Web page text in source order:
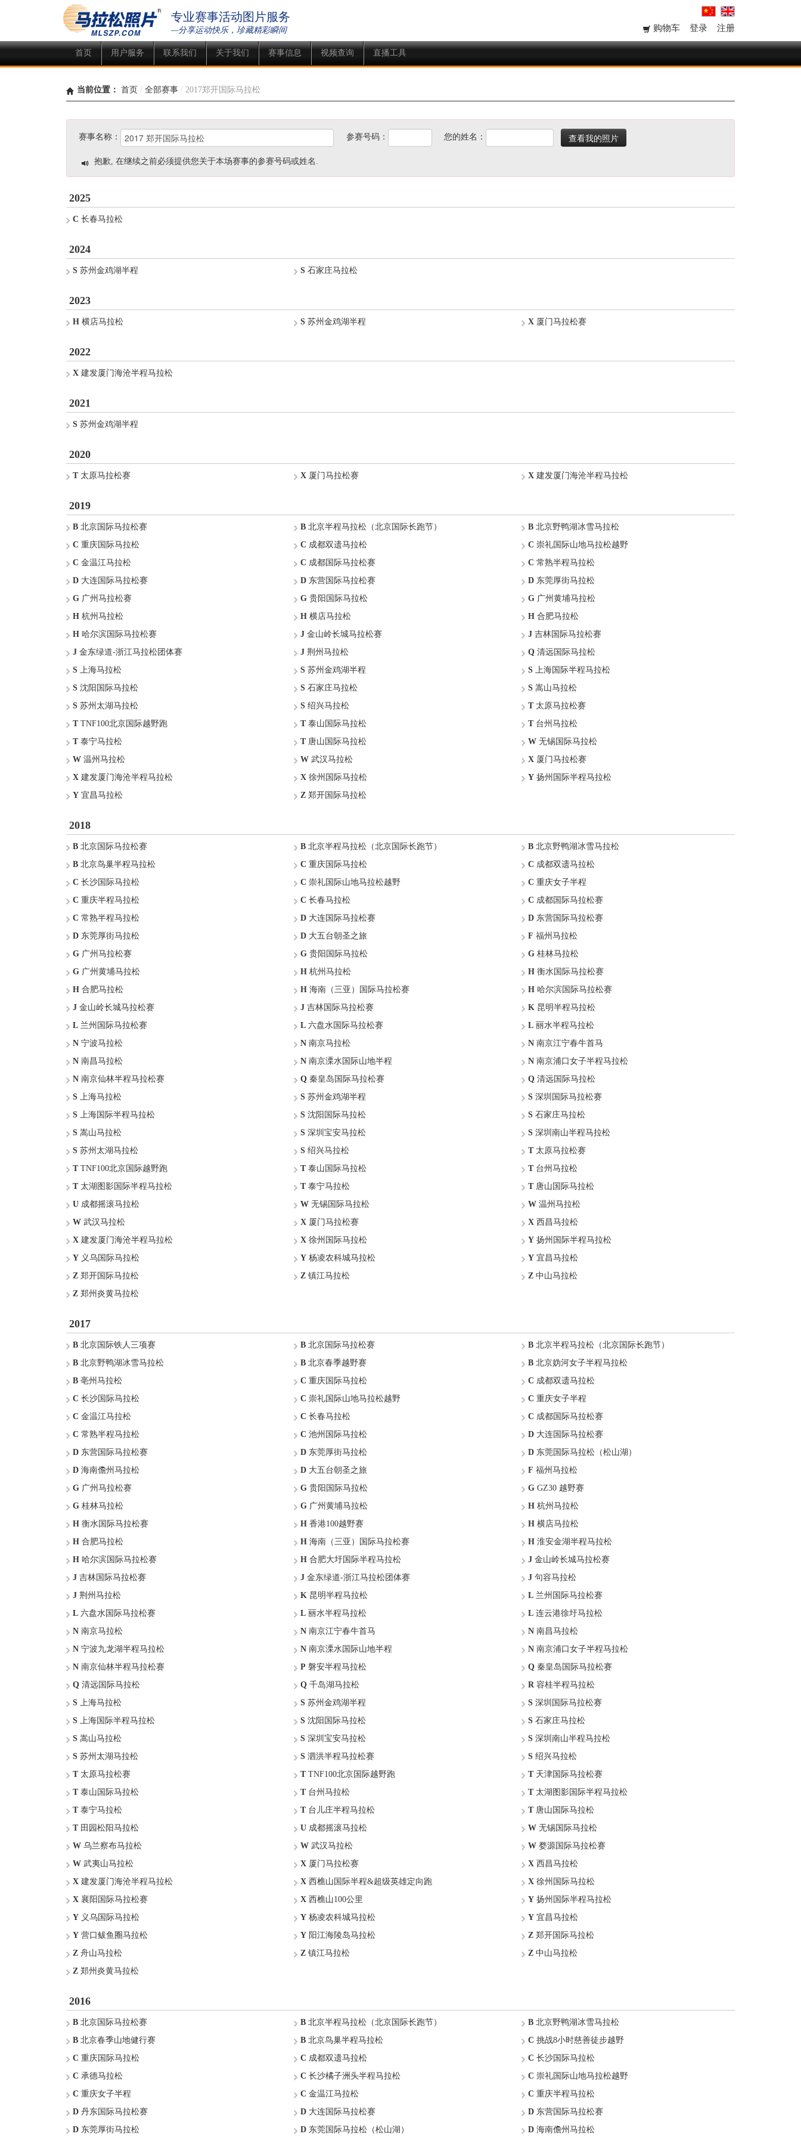
专业赛事活动图片服务
—分享运动快乐，珍藏精彩瞬间 购物车 登录 注册
首页 用户服务 联系我们 关于我们 赛事信息 视频查询 直播工具
当前位置： 首页 / 全部赛事 / 2017郑开国际马拉松
赛事名称： 参赛号码： 您的姓名： 查看我的照片
抱歉, 在继续之前必须提供您关于本场赛事的参赛号码或姓名.
2025
C 长春马拉松
2024
S 苏州金鸡湖半程 S石家庄马拉松
2023
H 横店马拉松 S苏州金鸡湖半程 X厦门马拉松赛
2022
X 建发厦门海沧半程马拉松
2021
S 苏州金鸡湖半程
2020
T太原马拉松赛 X厦门马拉松赛 X建发厦门海沧半程马拉松
2019
B 北京国际马拉松赛 B北京半程马拉松（北京国际长跑节） B北京野鸭湖冰雪马拉松
C 重庆国际马拉松 C 成都双遗马拉松 C 崇礼国际山地马拉松越野
C 金温江马拉松 C 成都国际马拉松赛 C 常熟半程马拉松
D 大连国际马拉松赛 D东营国际马拉松赛 D东莞厚街马拉松
G 广州马拉松赛 G贵阳国际马拉松 G广州黄埔马拉松
H 杭州马拉松 H横店马拉松 H合肥马拉松
H 哈尔滨国际马拉松赛 J金山岭长城马拉松赛 J吉林国际马拉松赛
J 金东绿道-浙江马拉松团体赛 J荆州马拉松 Q清远国际马拉松
S 上海马拉松 S苏州金鸡湖半程 S上海国际半程马拉松
S 沈阳国际马拉松 S石家庄马拉松 S嵩山马拉松
S 苏州太湖马拉松 S绍兴马拉松 T太原马拉松赛
TTNF100北京国际越野跑 T泰山国际马拉松 T台州马拉松
T泰宁马拉松 T唐山国际马拉松 W无锡国际马拉松
W 温州马拉松 W武汉马拉松 X厦门马拉松赛
X 建发厦门海沧半程马拉松 X徐州国际马拉松 Y扬州国际半程马拉松
Y 宜昌马拉松 Z郑开国际马拉松
2018
B 北京国际马拉松赛 B北京半程马拉松（北京国际长跑节） B北京野鸭湖冰雪马拉松
B 北京鸟巢半程马拉松 C 重庆国际马拉松 C 成都双遗马拉松
C 长沙国际马拉松 C 崇礼国际山地马拉松越野 C 重庆女子半程
C 重庆半程马拉松 C 长春马拉松 C 成都国际马拉松赛
C 常熟半程马拉松 D大连国际马拉松赛 D东营国际马拉松赛
D 东莞厚街马拉松 D大五台朝圣之旅 F 福州马拉松
G 广州马拉松赛 G贵阳国际马拉松 G桂林马拉松
G 广州黄埔马拉松 H杭州马拉松 H衡水国际马拉松赛
H 合肥马拉松 H海南（三亚）国际马拉松赛 H哈尔滨国际马拉松赛
J 金山岭长城马拉松赛 J吉林国际马拉松赛 K昆明半程马拉松
L 兰州国际马拉松赛 L六盘水国际马拉松赛 L丽水半程马拉松
N 宁波马拉松 N南京马拉松 N南京江宁春牛首马
N 南昌马拉松 N南京溧水国际山地半程 N南京浦口女子半程马拉松
N 南京仙林半程马拉松赛 Q秦皇岛国际马拉松赛 Q清远国际马拉松
S 上海马拉松 S苏州金鸡湖半程 S深圳国际马拉松赛
S 上海国际半程马拉松 S沈阳国际马拉松 S石家庄马拉松
S 嵩山马拉松 S深圳宝安马拉松 S深圳南山半程马拉松
S 苏州太湖马拉松 S绍兴马拉松 T太原马拉松赛
TTNF100北京国际越野跑 T泰山国际马拉松 T台州马拉松
T太湖图影国际半程马拉松 T泰宁马拉松 T唐山国际马拉松
U 成都摇滚马拉松 W无锡国际马拉松 W温州马拉松
W 武汉马拉松 X厦门马拉松赛 X西昌马拉松
X 建发厦门海沧半程马拉松 X徐州国际马拉松 Y扬州国际半程马拉松
Y 义乌国际马拉松 Y杨凌农科城马拉松 Y宜昌马拉松
Z 郑开国际马拉松 Z镇江马拉松 Z中山马拉松
Z 郑州炎黄马拉松
2017
B 北京国际铁人三项赛 B北京国际马拉松赛 B北京半程马拉松（北京国际长跑节）
B 北京野鸭湖冰雪马拉松 B北京春季越野赛 B北京妫河女子半程马拉松
B 亳州马拉松 C 重庆国际马拉松 C 成都双遗马拉松
C 长沙国际马拉松 C 崇礼国际山地马拉松越野 C 重庆女子半程
C 金温江马拉松 C 长春马拉松 C 成都国际马拉松赛
C 常熟半程马拉松 C 池州国际马拉松 D大连国际马拉松赛
D 东营国际马拉松赛 D东莞厚街马拉松 D东莞国际马拉松（松山湖）
D 海南儋州马拉松 D大五台朝圣之旅 F 福州马拉松
G 广州马拉松赛 G贵阳国际马拉松 GGZ30 越野赛
G 桂林马拉松 G广州黄埔马拉松 H杭州马拉松
H 衡水国际马拉松赛 H香港100越野赛 H横店马拉松
H 合肥马拉松 H海南（三亚）国际马拉松赛 H淮安金湖半程马拉松
H 哈尔滨国际马拉松赛 H合肥大圩国际半程马拉松 J金山岭长城马拉松赛
J 吉林国际马拉松赛 J金东绿道-浙江马拉松团体赛 J句容马拉松
J 荆州马拉松 K昆明半程马拉松 L兰州国际马拉松赛
L 六盘水国际马拉松赛 L丽水半程马拉松 L连云港徐圩马拉松
N 南京马拉松 N南京江宁春牛首马 N南昌马拉松
N 宁波九龙湖半程马拉松 N南京溧水国际山地半程 N南京浦口女子半程马拉松
N 南京仙林半程马拉松赛 P 磐安半程马拉松 Q秦皇岛国际马拉松赛
Q 清远国际马拉松 Q千岛湖马拉松 R容桂半程马拉松
S 上海马拉松 S苏州金鸡湖半程 S深圳国际马拉松赛
S 上海国际半程马拉松 S沈阳国际马拉松 S石家庄马拉松
S 嵩山马拉松 S深圳宝安马拉松 S深圳南山半程马拉松
S 苏州太湖马拉松 S泗洪半程马拉松赛 S绍兴马拉松
T太原马拉松赛 TTNF100北京国际越野跑 T天津国际马拉松赛
T泰山国际马拉松 T台州马拉松 T太湖图影国际半程马拉松
T泰宁马拉松 T台儿庄半程马拉松 T唐山国际马拉松
T田园松阳马拉松 U成都摇滚马拉松 W无锡国际马拉松
W 乌兰察布马拉松 W武汉马拉松 W婺源国际马拉松赛
W 武夷山马拉松 X厦门马拉松赛 X西昌马拉松
X 建发厦门海沧半程马拉松 X西樵山国际半程&超级英雄定向跑 X徐州国际马拉松
X 襄阳国际马拉松赛 X西樵山100公里 Y扬州国际半程马拉松
Y 义乌国际马拉松 Y杨凌农科城马拉松 Y宜昌马拉松
Y 营口鲅鱼圈马拉松 Y阳江海陵岛马拉松 Z郑开国际马拉松
Z 舟山马拉松 Z镇江马拉松 Z中山马拉松
Z 郑州炎黄马拉松
2016
B 北京国际马拉松赛 B北京半程马拉松（北京国际长跑节） B北京野鸭湖冰雪马拉松
B 北京春季山地健行赛 B北京鸟巢半程马拉松 C 挑战8小时慈善徒步越野
C 重庆国际马拉松 C 成都双遗马拉松 C 长沙国际马拉松
C 承德马拉松 C 长沙橘子洲头半程马拉松 C 崇礼国际山地马拉松越野
C 重庆女子半程 C 金温江马拉松 C 重庆半程马拉松
D 丹东国际马拉松赛 D大连国际马拉松赛 D东营国际马拉松赛
D 东莞厚街马拉松 D东莞国际马拉松（松山湖） D海南儋州马拉松